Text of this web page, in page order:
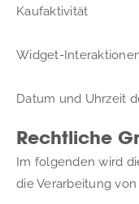
Kaufaktivität
Widget-
Datum und Uhrzeit
Rechtliche
Im folgenden wird
die Verarbeitung